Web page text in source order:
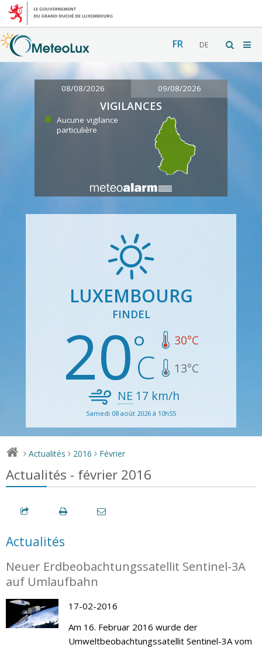
FR DE
08/08/2026 09/08/2026
VIGILANCES
Aucune vigilance
particulière
LUXEMBOURG
FINDEL
20 30°C
13°C
NE 17 km/h
Samedi 08 août 2026 à 10h55
> Actualités > 2016 > Février
Actualités - février 2016
Actualités
Neuer Erdbeobachtungssatellit Sentinel-3A
auf Umlaufbahn
17-02-2016
Am 16. Februar 2016 wurde der
Umweltbeobachtungssatellit Sentinel-3A vom